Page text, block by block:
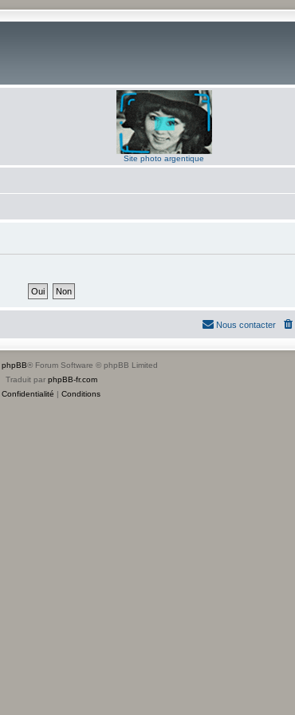
Site photo argentique
Nous contacter
phpBB® Forum Software © phpBB Limited
Traduit par phpBB-fr.com
Confidentialité | Conditions